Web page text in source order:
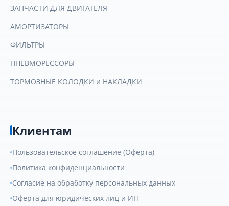
ЗАПЧАСТИ ДЛЯ ДВИГАТЕЛЯ
АМОРТИЗАТОРЫ
ФИЛЬТРЫ
ПНЕВМОРЕССОРЫ
ТОРМОЗНЫЕ КОЛОДКИ и НАКЛАДКИ
Клиентам
Пользовательское соглашение (Оферта)
Политика конфиденциальности
Согласие на обработку персональных данных
Оферта для юридических лиц и ИП